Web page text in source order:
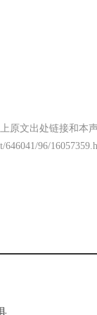
原文出处链接和本声
646041/96/